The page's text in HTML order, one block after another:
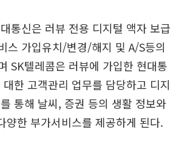
통신은 러뷰 전용 디지털 액자 보급
스 가입유치/변경/해지 및 A/S등의
SK텔레콤은 러뷰에 가입한 현대통
한 고객관리 업무를 담당하고 디지
통해 날씨, 증권 등의 생활 정보와
양한 부가서비스를 제공하게 된다.